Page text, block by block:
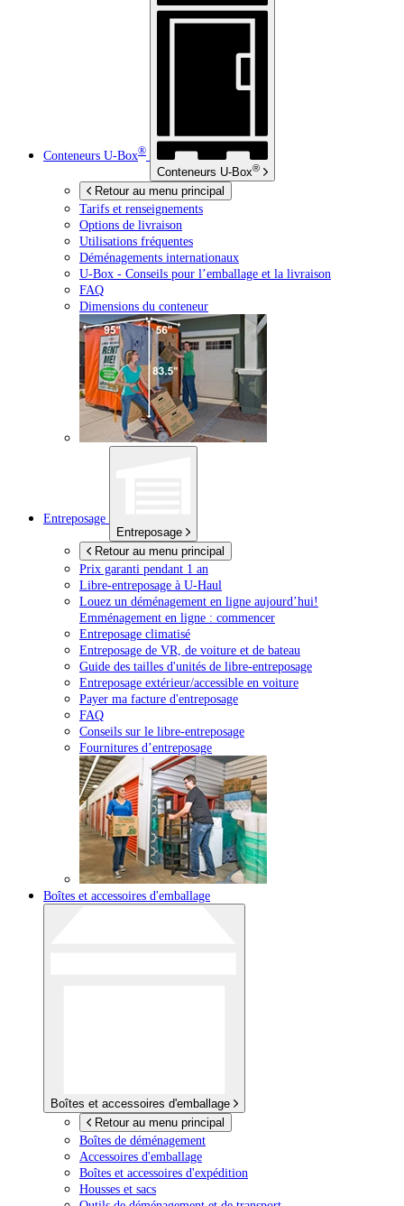
Conteneurs U-Box®
Conteneurs U-Box®
Retour au menu principal
Tarifs et renseignements
Options de livraison
Utilisations fréquentes
Déménagements internationaux
U-Box - Conseils pour l’emballage et la livraison
FAQ
Dimensions du conteneur
Entreposage
Entreposage
Retour au menu principal
Prix garanti pendant 1 an
Libre-entreposage à U-Haul
Louez un déménagement en ligne aujourd’hui!
Emménagement en ligne : commencer
Entreposage climatisé
Entreposage de VR, de voiture et de bateau
Guide des tailles d'unités de libre-entreposage
Entreposage extérieur/accessible en voiture
Payer ma facture d'entreposage
FAQ
Conseils sur le libre-entreposage
Fournitures d’entreposage
Boîtes et accessoires d'emballage
Boîtes et accessoires d'emballage
Retour au menu principal
Boîtes de déménagement
Accessoires d'emballage
Boîtes et accessoires d'expédition
Housses et sacs